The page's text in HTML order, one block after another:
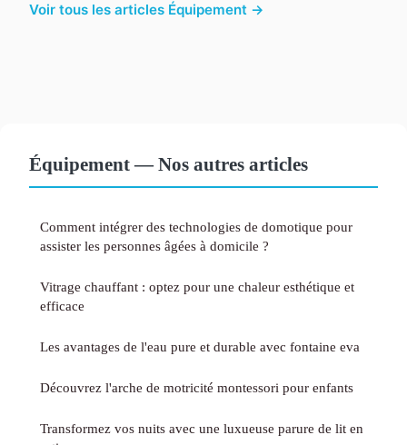
Voir tous les articles Équipement →
Équipement — Nos autres articles
Comment intégrer des technologies de domotique pour
assister les personnes âgées à domicile ?
Vitrage chauffant : optez pour une chaleur esthétique et
efficace
Les avantages de l'eau pure et durable avec fontaine eva
Découvrez l'arche de motricité montessori pour enfants
Transformez vos nuits avec une luxueuse parure de lit en